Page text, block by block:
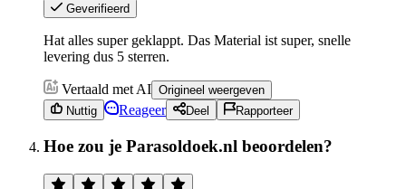
Geverifieerd
Hat alles super geklappt. Das Material ist super, snelle
levering dus 5 sterren.
Vertaald met AI Origineel weergeven
Nuttig
Reageer Deel Rapporteer
Hoe zou je Parasoldoek.nl beoordelen?